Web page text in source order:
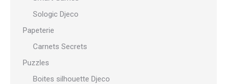
Sologic Djeco
Papeterie
Carnets Secrets
Puzzles
Boites silhouette Djeco